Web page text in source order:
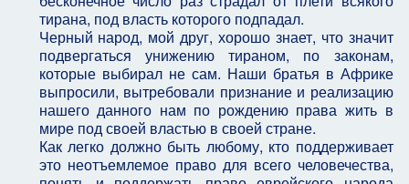
тирана, под власть которого подпадал.
Черный народ, мой друг, хорошо знает, что значит
подвергаться унижению тираном, по законам,
которые выбирал не сам. Наши братья в Африке
выпросили, вытребовали признание и реализацию
нашего данного нам по рождению права жить в
мире под своей властью в своей стране.
Как легко должно быть любому, кто поддерживает
это неотъемлемое право для всего человечества,